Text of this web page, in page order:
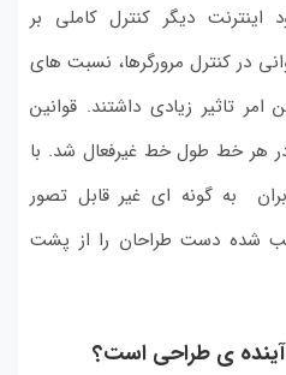
اینترنت دیگر کنترل کاملی بر
در کنترل مرورگرها، نسبت های
تاثیر زیادی داشتند. قوانین
هر خط طول خط غیرفعال شد. با
به گونه ای غیر قابل تصور
شده دست طراحان را از پشت
ی طراحی است؟